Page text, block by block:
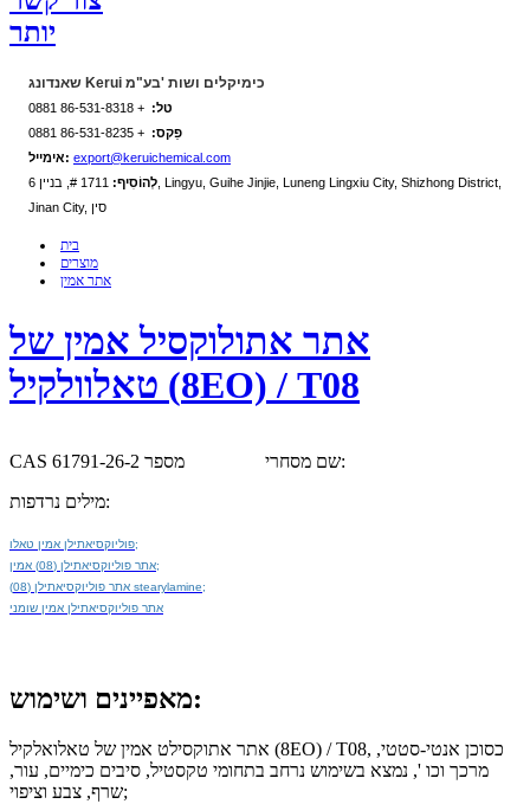
יותר
שאנדונג Kerui כימיקלים ושות 'בע"מ
טל: + 86-531-8318 0881
פַקס: + 86-531-8235 0881
אימייל: export@keruichemical.com
לְהוֹסִיף:
1711 #, בניין 6, Lingyu, Guihe Jinjie, Luneng Lingxiu City, Shizhong District,
Jinan City, סין
בית
מוצרים
אתר אמין
אתר אתולוקסיל אמין של
טאלוולקיל (8EO) / T08
CAS מספר 61791-26-2
שם מסחרי:
מילים נרדפות:
פוליוקסיאתילן אמין טאלו;
אתר פוליוקסיאתילן (08) אמין;
אתר פוליוקסיאתילן (08) stearylamine;
אתר פוליוקסיאתילן אמין שומני
מאפיינים ושימוש:
אתר אתוקסילט אמין של טאלואלקיל (8EO) / T08, כסוכן אנטי-סטטי,
מרכך וכו ', נמצא בשימוש נרחב בתחומי טקסטיל, סיבים כימיים, עור,
שרף, צבע וציפוי;